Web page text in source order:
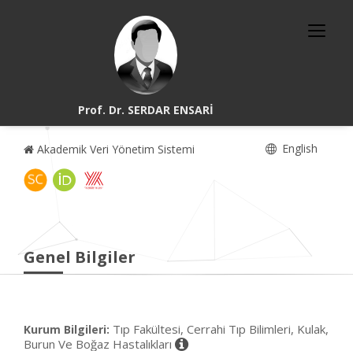
Prof. Dr. SERDAR ENSARİ
Akademik Veri Yönetim Sistemi English
Genel Bilgiler
Kurum Bilgileri: Tıp Fakültesi, Cerrahi Tıp Bilimleri, Kulak,
Burun Ve Boğaz Hastalıkları